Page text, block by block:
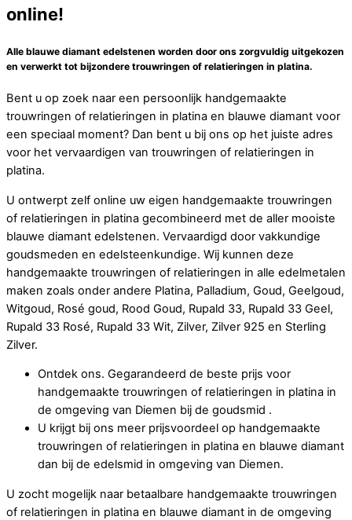
online!
Alle blauwe diamant edelstenen worden door ons zorgvuldig uitgekozen
en verwerkt tot bijzondere trouwringen of relatieringen in platina.
Bent u op zoek naar een persoonlijk handgemaakte
trouwringen of relatieringen in platina en blauwe diamant voor
een speciaal moment? Dan bent u bij ons op het juiste adres
voor het vervaardigen van trouwringen of relatieringen in
platina.
U ontwerpt zelf online uw eigen handgemaakte trouwringen
of relatieringen in platina gecombineerd met de aller mooiste
blauwe diamant edelstenen. Vervaardigd door vakkundige
goudsmeden en edelsteenkundige. Wij kunnen deze
handgemaakte trouwringen of relatieringen in alle edelmetalen
maken zoals onder andere Platina, Palladium, Goud, Geelgoud,
Witgoud, Rosé goud, Rood Goud, Rupald 33, Rupald 33 Geel,
Rupald 33 Rosé, Rupald 33 Wit, Zilver, Zilver 925 en Sterling
Zilver.
Ontdek ons. Gegarandeerd de beste prijs voor
handgemaakte trouwringen of relatieringen in platina in
de omgeving van Diemen bij de goudsmid .
U krijgt bij ons meer prijsvoordeel op handgemaakte
trouwringen of relatieringen in platina en blauwe diamant
dan bij de edelsmid in omgeving van Diemen.
U zocht mogelijk naar betaalbare handgemaakte trouwringen
of relatieringen in platina en blauwe diamant in de omgeving